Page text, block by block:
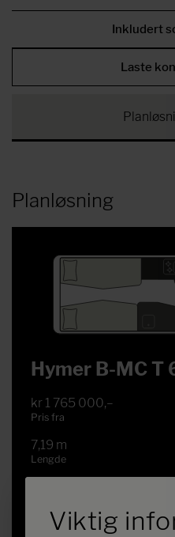
Inkludert
Laste
Planløsning
Hymer B-MC T
kr 1 765 000,–
Pris fra
7,19 m
Lengde
Durch
Viktig